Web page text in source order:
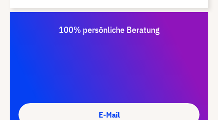
100% persönliche Beratung
E-Mail